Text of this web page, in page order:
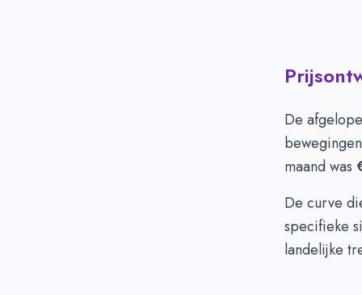
Vraagprijs in
Verkoopprijs
De
maand was
De curve
specifieke
landelijke